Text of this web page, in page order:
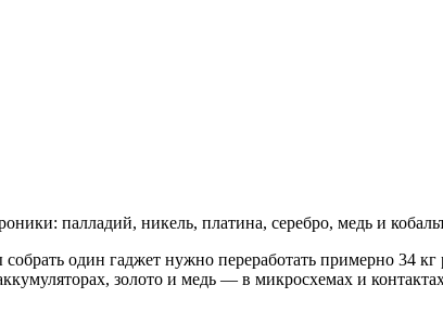
палладий, никель, платина, серебро, медь и
один гаджет нужно переработать примерно 34
золото и медь — в микросхемах и